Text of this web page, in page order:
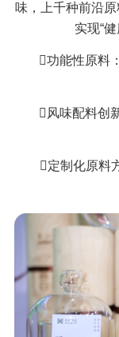
味，上千种前沿原
实现“
功能性原料
风味配料创
定制化原料